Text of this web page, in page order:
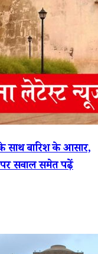
बारिश के आसार,
सवाल समेत पढ़ें